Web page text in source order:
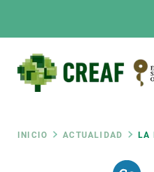
Ruta
INICIO ACTUALIDAD LA